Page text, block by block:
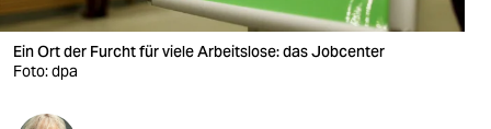
verlag
verlag
veranstaltungen
Ein Ort der Furcht für viele Arbeitslose: das Jobcenter
Foto: dpa